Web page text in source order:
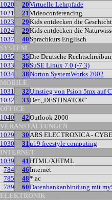
1020
20Virtuelle Lehrpfade
1021
21Videoconferencing
1023
29Kids entdecken die
1024
29Kids entdecken die
1037
40Sprachkurs Englisch
SYSTEM
1035
35Die Deutsche
1033
36SuSE Linux 7.0 (-7.3)
1034
38Norton SystemWorks 2002
MOBILE
1031
32Umstieg von Psion 5mx auf
1032
33Der „DESTINATOR“
OFFICE
1040
42Outlook 2000
VERANSTALTUNGEN
1029
30ARS ELECTRONICA -
1030
31u19 freestyle computing
INTERNET
1039
41HTML/XHTML
784
46Internet
785
48*.ac
789
60Datenbankanbindung mit
ELEKTRONIK